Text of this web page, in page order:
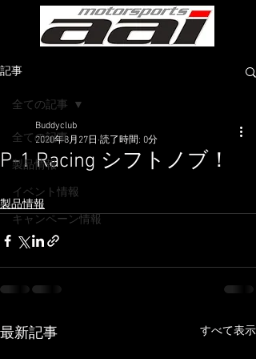
記事
全ての記事
製品情報
イベント情報
キャンペーン情報
全ての記事
P-1 Racing シフトノブ！
Buddyclub
2020年8月27日 読了時間: 0分
製品情報
最新記事 すべて表示